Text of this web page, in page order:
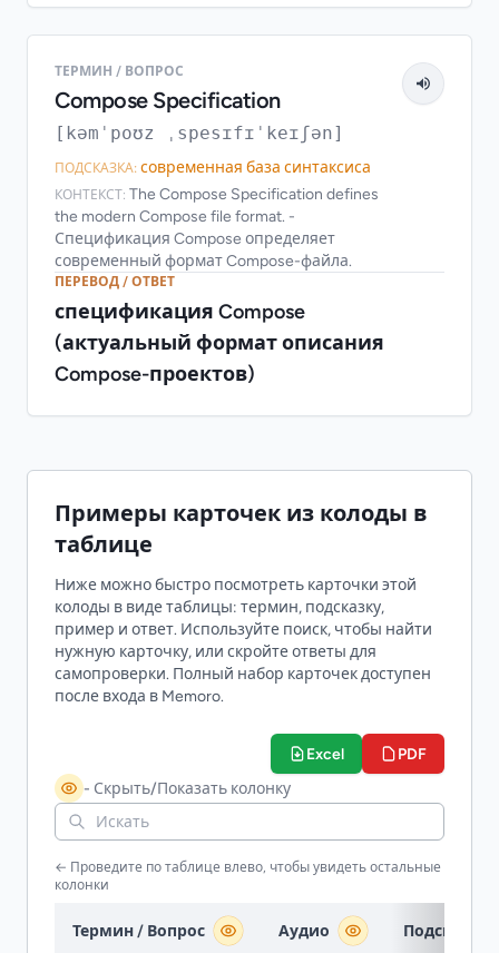
ТЕРМИН / ВОПРОС
Compose Specification
[kəmˈpoʊz ˌspesɪfɪˈkeɪʃən]
ПОДСКАЗКА: современная база синтаксиса
КОНТЕКСТ: The Compose Specification defines
the modern Compose file format. -
Спецификация Compose определяет
современный формат Compose-файла.
ПЕРЕВОД / ОТВЕТ
спецификация Compose
(актуальный формат описания
Compose-проектов)
Примеры карточек из колоды в
таблице
Ниже можно быстро посмотреть карточки этой
колоды в виде таблицы: термин, подсказку,
пример и ответ. Используйте поиск, чтобы найти
нужную карточку, или скройте ответы для
самопроверки. Полный набор карточек доступен
после входа в Memoro.
Excel PDF
- Скрыть/Показать колонку
← Проведите по таблице влево, чтобы увидеть остальные
колонки
Термин / Вопрос Аудио Подсказка